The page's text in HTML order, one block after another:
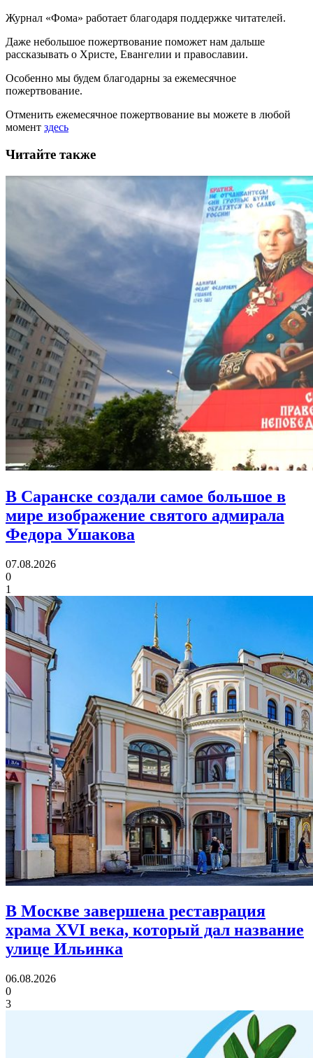
Журнал «Фома» работает благодаря поддержке читателей.
Даже небольшое пожертвование поможет нам дальше
рассказывать о Христе, Евангелии и православии.
Особенно мы будем благодарны за ежемесячное
пожертвование.
Отменить ежемесячное пожертвование вы можете в любой
момент здесь
Читайте также
В Саранске создали самое большое в
мире изображение святого адмирала
Федора Ушакова
07.08.2026
0
1
В Москве завершена реставрация
храма XVI века, который дал название
улице Ильинка
06.08.2026
0
3